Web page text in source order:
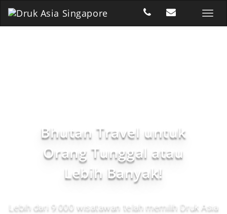
Bhutan Travel untuk
Orang Tunggal atau
Lebih Banyak!
Lebih dari 9.000 wisatawan telah memilih Druk Asia